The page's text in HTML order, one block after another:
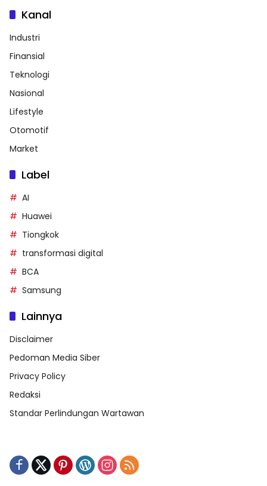
Kanal
Industri
Finansial
Teknologi
Nasional
Lifestyle
Otomotif
Market
Label
AI
Huawei
Tiongkok
transformasi digital
BCA
Samsung
Lainnya
Disclaimer
Pedoman Media Siber
Privacy Policy
Redaksi
Standar Perlindungan Wartawan